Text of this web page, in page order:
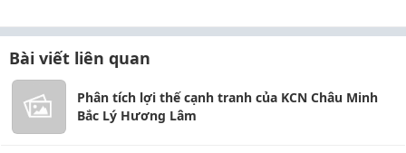
Bài viết liên quan
Phân tích lợi thế cạnh tranh của KCN Châu Minh
Bắc Lý Hương Lâm